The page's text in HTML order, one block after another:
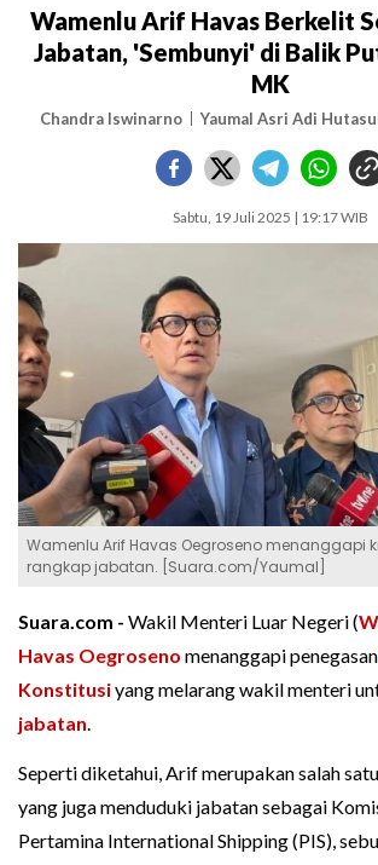
Wamenlu Arif Havas Berkelit
Jabatan, 'Sembunyi' di Balik
MK
Chandra Iswinarno Yaumal Asri Adi
Sabtu, 19 Juli 2025 | 19:17 WIB
Wamenlu Arif Havas Oegroseno menanggapi
rangkap jabatan. [Suara.com/Yaumal]
Suara.com - Wakil Menteri Luar Negeri (
Havas Oegroseno menanggapi penegasan
Konstitusiyang melarang wakil menteri
jabatan.
Seperti diketahui, Arif merupakan salah
yang juga menduduki jabatan sebagai
Pertamina International Shipping (PIS),